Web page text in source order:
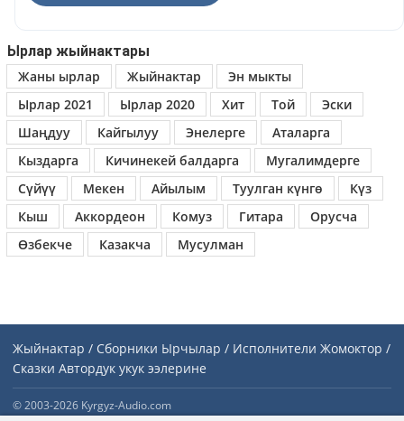
Ырлар жыйнактары
Жаны ырлар
Жыйнактар
Эн мыкты
Ырлар 2021
Ырлар 2020 Хит Той
Эски
Шаңдуу
Кайгылуу Энелерге
Аталарга
Кыздарга
Кичинекей балдарга
Мугалимдерге
Сүйүү
Мекен Айылым Туулган күнгө
Күз
Кыш
Аккордеон Комуз Гитара
Орусча
Өзбекче
Казакча Мусулман
Жыйнактар / Сборники Ырчылар / Исполнители Жомоктор /
Сказки Автордук укук ээлерине
© 2003-2026 Kyrgyz-Audio.com